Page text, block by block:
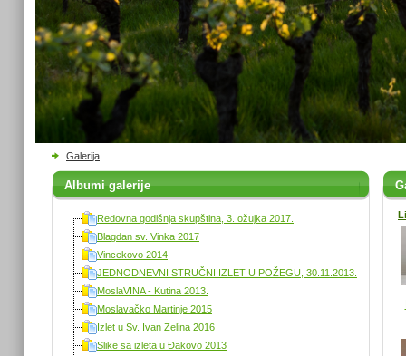
Galerija
Albumi galerije
Redovna godišnja skupština, 3. ožujka 2017.
Blagdan sv. Vinka 2017
Vincekovo 2014
JEDNODNEVNI STRUČNI IZLET U POŽEGU, 30.11.2013.
MoslaVINA - Kutina 2013.
Moslavačko Martinje 2015
Izlet u Sv. Ivan Zelina 2016
Slike sa izleta u Đakovo 2013